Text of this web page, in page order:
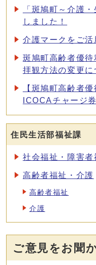
「斑鳩町～介護
しました！
介護マークをご活
斑鳩町高齢者優
拝観方法の変更に
【斑鳩町高齢者
ICOCAチャージ
住民生活部福祉課
社会福祉・障害者
高齢者福祉・介護
高齢者福祉
介護
ご意見をお聞